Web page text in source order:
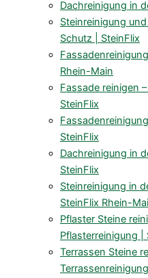
Dachreinigung in
Steinreinigung
Schutz | SteinFlix
Rhein-Main
Fassade reinigen
SteinFlix
SteinFlix
Dachreinigung in
SteinFlix
Steinreinigung in
SteinFlix Rhein-
Pflaster Steine
Pflasterreinigung |
Terrassen Steine